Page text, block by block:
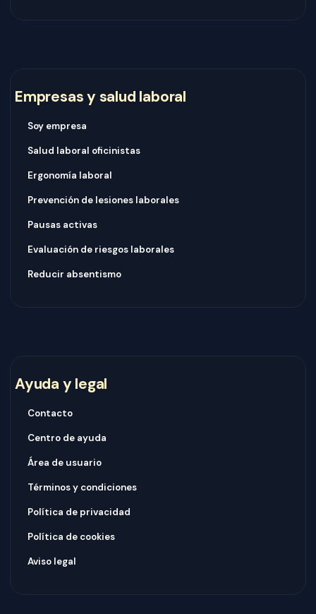
Empresas y salud laboral
Soy empresa
Salud laboral oficinistas
Ergonomía laboral
Prevención de lesiones laborales
Pausas activas
Evaluación de riesgos laborales
Reducir absentismo
Ayuda y legal
Contacto
Centro de ayuda
Área de usuario
Términos y condiciones
Política de privacidad
Política de cookies
Aviso legal